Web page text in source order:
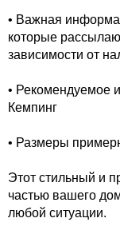
• Важная
которые
зависимости от
• Рекомендуемое
Кемпинг
• Размеры
Этот стильный и
частью вашего
любой ситуации.